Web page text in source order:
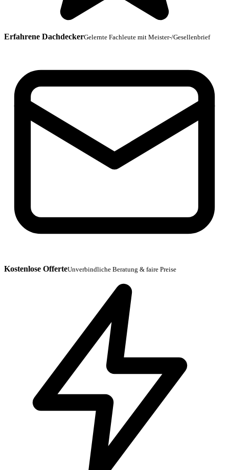
Erfahrene DachdeckerGelernte Fachleute mit Meister-/Gesellenbrief
Kostenlose OfferteUnverbindliche Beratung & faire Preise